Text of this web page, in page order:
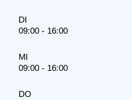
DI
09:00 - 16:00
MI
09:00 - 16:00
DO